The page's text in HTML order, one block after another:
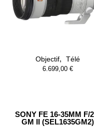
Objectif,
Télé
6.699,00 €
SONY FE 16-35MM F/
GM II (SEL1635GM2)